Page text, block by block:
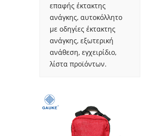
επαφής έκτακτης
ανάγκης, αυτοκόλλητο
με οδηγίες έκτακτης
ανάγκης, εξωτερική
ανάθεση, εγχειρίδιο,
λίστα προϊόντων.